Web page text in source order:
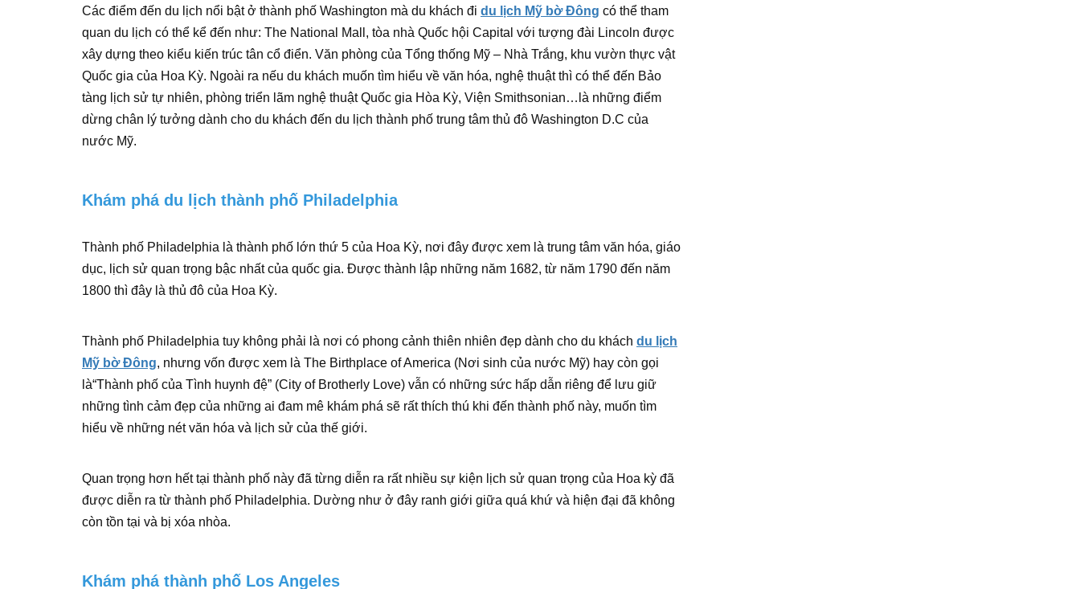
Các điểm đến du lịch nổi bật ở thành phố Washington mà du khách đi du lịch Mỹ bờ Đông có thể tham
quan du lịch có thể kể đến như: The National Mall, tòa nhà Quốc hội Capital với tượng đài Lincoln được
xây dựng theo kiểu kiến trúc tân cổ điển. Văn phòng của Tổng thống Mỹ – Nhà Trắng, khu vườn thực vật
Quốc gia của Hoa Kỳ. Ngoài ra nếu du khách muốn tìm hiểu về văn hóa, nghệ thuật thì có thể đến Bảo
tàng lịch sử tự nhiên, phòng triển lãm nghệ thuật Quốc gia Hòa Kỳ, Viện Smithsonian…là những điểm
dừng chân lý tưởng dành cho du khách đến du lịch thành phố trung tâm thủ đô Washington D.C của
nước Mỹ.
Khám phá du lịch thành phố Philadelphia
Thành phố Philadelphia là thành phố lớn thứ 5 của Hoa Kỳ, nơi đây được xem là trung tâm văn hóa, giáo
dục, lịch sử quan trọng bậc nhất của quốc gia. Được thành lập những năm 1682, từ năm 1790 đến năm
1800 thì đây là thủ đô của Hoa Kỳ.
Thành phố Philadelphia tuy không phải là nơi có phong cảnh thiên nhiên đẹp dành cho du khách du lịch
Mỹ bờ Đông, nhưng vốn được xem là The Birthplace of America (Nơi sinh của nước Mỹ) hay còn gọi
là“Thành phố của Tình huynh đệ” (City of Brotherly Love) vẫn có những sức hấp dẫn riêng để lưu giữ
những tình cảm đẹp của những ai đam mê khám phá sẽ rất thích thú khi đến thành phố này, muốn tìm
hiểu về những nét văn hóa và lịch sử của thế giới.
Quan trọng hơn hết tại thành phố này đã từng diễn ra rất nhiều sự kiện lịch sử quan trọng của Hoa kỳ đã
được diễn ra từ thành phố Philadelphia. Dường như ở đây ranh giới giữa quá khứ và hiện đại đã không
còn tồn tại và bị xóa nhòa.
Khám phá thành phố Los Angeles